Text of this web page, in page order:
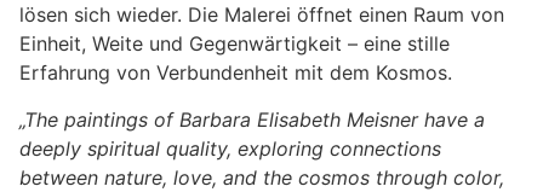
lösen sich wieder. Die Malerei öffnet einen Raum von
Einheit, Weite und Gegenwärtigkeit – eine stille
Erfahrung von Verbundenheit mit dem Kosmos.
„The paintings of Barbara Elisabeth Meisner have a
deeply spiritual quality, exploring connections
between nature, love, and the cosmos through color,